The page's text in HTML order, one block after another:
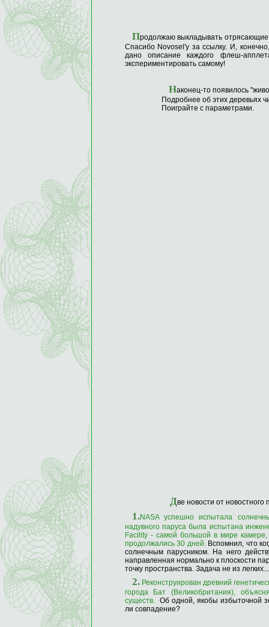
Продолжаю выкладывать
Спасибо Novosel'у за ссылку. И,
дано описание каждого флеш-
экспериментировать самому!
Наконец-то появилось
Подробнее об этих деревьях
Поиграйте с параметрами.
Две новости от
1.NASA успешно испытала
надувного паруса была испытана
Facility - самой большой в мире
продолжались 30 дней. Вспомнил, что
солнечным парусником. На него
направленная нормально к плоскости
точку пространства. Задача не из
2. Реконструирован древний
города Бат (Великобритания),
существ.Об одной, якобы избыточной
ли совпадение?